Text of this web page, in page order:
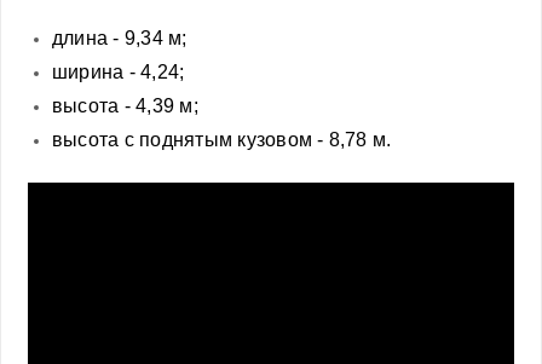
длина - 9,34 м;
ширина - 4,24;
высота - 4,39 м;
высота с поднятым кузовом - 8,78 м.